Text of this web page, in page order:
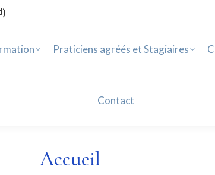
)
Praticiens agréés et Stagiaires
Contact
Accueil